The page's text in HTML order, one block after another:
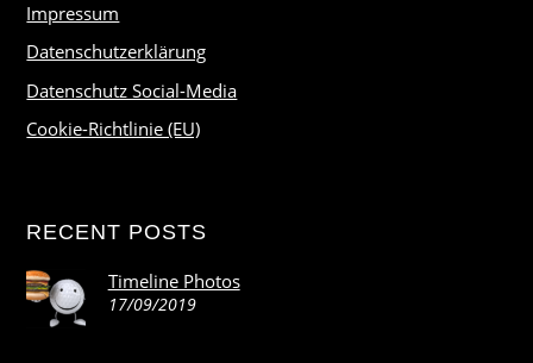
Impressum
Datenschutzerklärung
Datenschutz Social-Media
Cookie-Richtlinie (EU)
RECENT POSTS
Timeline Photos
17/09/2019